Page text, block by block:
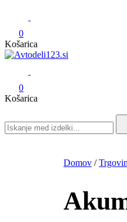
0
Košarica
Avtodeli123.si
Prodaja rezervnih avtodelov
0
Košarica
for:
Domov /